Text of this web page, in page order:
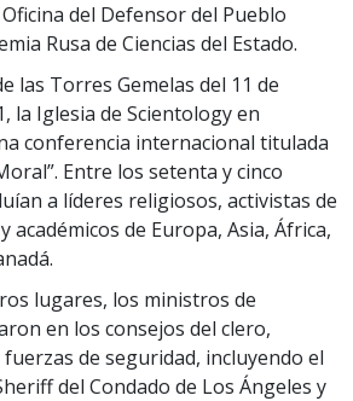
del Defensor del Pueblo
Rusa de Ciencias del Estado.
las Torres Gemelas del 11 de
la Iglesia de Scientology en
conferencia internacional titulada
Entre los setenta y cinco
a líderes religiosos, activistas de
académicos de Europa, Asia, África,
lugares, los ministros de
en los consejos del clero,
de seguridad, incluyendo el
del Condado de Los Ángeles y